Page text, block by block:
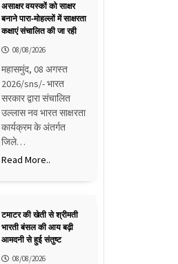
असाक्षर वयस्कों को साक्षर
बनाने पारा-मोहल्लों में साक्षरता
कक्षाएं संचालित की जा रही
08/08/2026
महासमुंद, 08 अगस्त
2026/sns/- भारत
सरकार द्वारा संचालित
उल्लास नव भारत साक्षरता
कार्यक्रम के अंतर्गत
जिले…
Read More..
टमाटर की खेती से श्रीमती
भारती बंसल की आय बढ़ी
आमदनी से हुई संतुष्ट
08/08/2026